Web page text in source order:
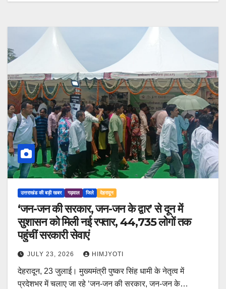
उत्तराखंड की बड़ी खबर गढ़वाल जिले देहरादून
‘जन-जन की सरकार, जन-जन के द्वार’ से दून में
सुशासन को मिली नई रफ्तार, 44,735 लोगों तक
पहुंचीं सरकारी सेवाएं
JULY 23, 2026 HIMJYOTI
देहरादून, 23 जुलाई। मुख्यमंत्री पुष्कर सिंह धामी के नेतृत्व में
प्रदेशभर में चलाए जा रहे ‘जन-जन की सरकार, जन-जन के…